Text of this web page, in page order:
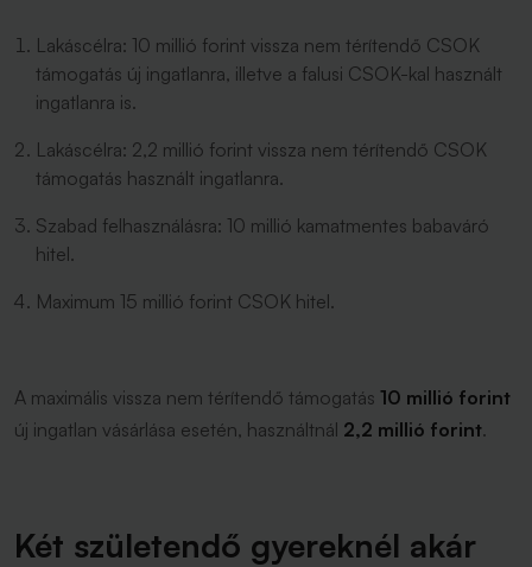
Lakáscélra: 10 millió forint vissza nem térítendő CSOK
támogatás új ingatlanra, illetve a falusi CSOK-kal használt
ingatlanra is.
Lakáscélra: 2,2 millió forint vissza nem térítendő CSOK
támogatás használt ingatlanra.
Szabad felhasználásra: 10 millió kamatmentes babaváró
hitel.
Maximum 15 millió forint CSOK hitel.
A maximális vissza nem térítendő támogatás 10 millió forint
új ingatlan vásárlása esetén, használtnál 2,2 millió forint.
Két születendő gyereknél akár